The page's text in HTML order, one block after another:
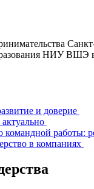
НИУ ВШЭ
и доверие
работы:
в компаниях